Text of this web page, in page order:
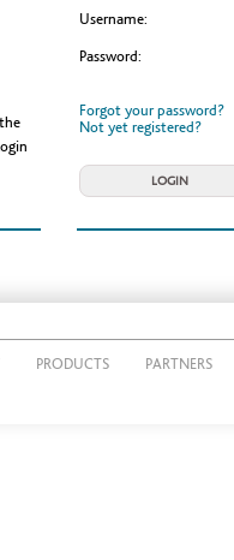
Username:
Password:
Forgot your password?
Not yet registered?
PRODUCTS PARTNERS